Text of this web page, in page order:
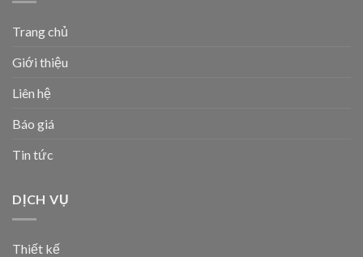
Trang chủ
Giới thiệu
Liên hệ
Báo giá
Tin tức
DỊCH VỤ
Thiết kế